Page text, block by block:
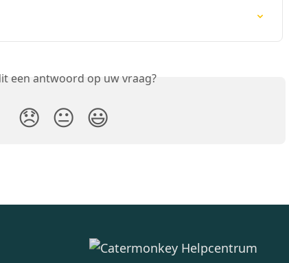
een antwoord op uw vraag?
😞 😐 😃